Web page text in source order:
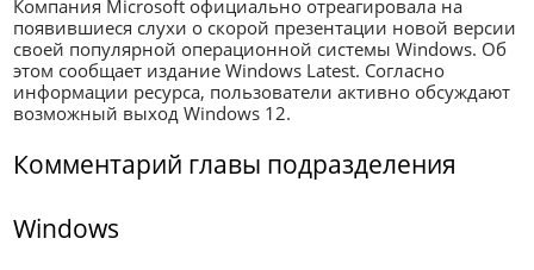
Компания Microsoft официально отреагировала на
появившиеся слухи о скорой презентации новой версии
своей популярной операционной системы Windows. Об
этом сообщает издание Windows Latest. Согласно
информации ресурса, пользователи активно обсуждают
возможный выход Windows 12.
Комментарий главы подразделения
Windows